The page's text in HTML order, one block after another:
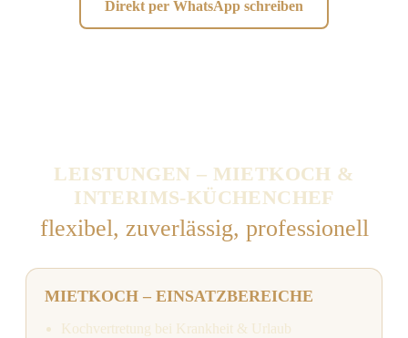
Direkt per WhatsApp schreiben
LEISTUNGEN – MIETKOCH &
INTERIMS-KÜCHENCHEF
flexibel, zuverlässig, professionell
MIETKOCH – EINSATZBEREICHE
Kochvertretung bei Krankheit & Urlaub